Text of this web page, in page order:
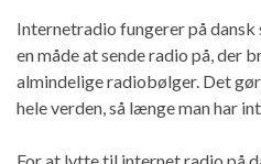
Internetradio fungerer på dansk
en måde at sende radio på, der
almindelige radiobølger. Det
hele verden, så længe man har
For at lytte til internet radio på